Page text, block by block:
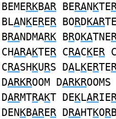
BEMERKBAR BERANKTE
BLANKERER BORDKAR
BRANDMARK BROKATNE
CHARAKTER CRACKER C
CRASHKURS DALKERTE
DARKROOM DARKROOMS
DARMTRAKT DEKLARIE
DENKBARER DRAHTKOR